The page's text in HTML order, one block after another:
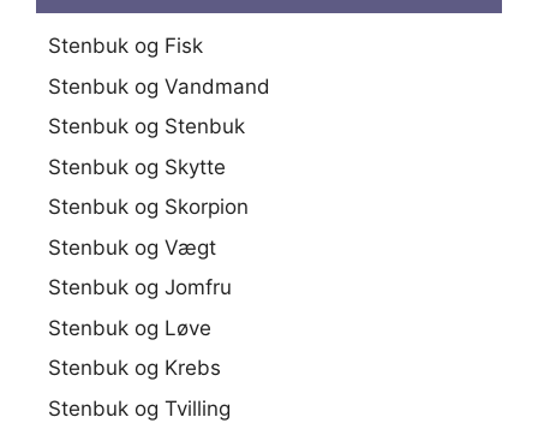
Stenbuk og Fisk
Stenbuk og Vandmand
Stenbuk og Stenbuk
Stenbuk og Skytte
Stenbuk og Skorpion
Stenbuk og Vægt
Stenbuk og Jomfru
Stenbuk og Løve
Stenbuk og Krebs
Stenbuk og Tvilling